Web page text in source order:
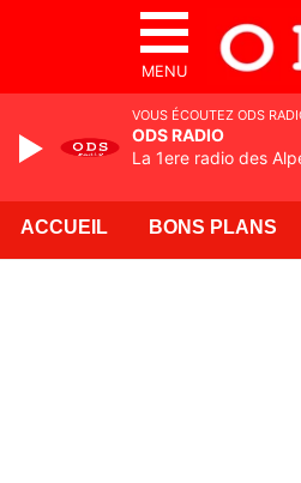
MENU
ACCUEIL BONS PLANS
VOUS ÉCOUTEZ ODS
ODS RADIO
La 1ere radio des